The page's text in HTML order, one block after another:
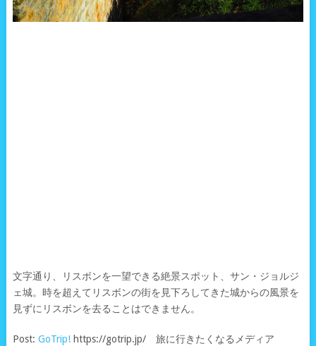
文字通り、リスボンを一望できる絶景スポット、サン・ジョルジ
ェ城。時を超えてリスボンの街を見下ろしてきた城からの風景を
見ずにリスボンを去ることはできません。
Post: GoTrip!https://gotrip.jp/ 旅に行きたくなるメディア